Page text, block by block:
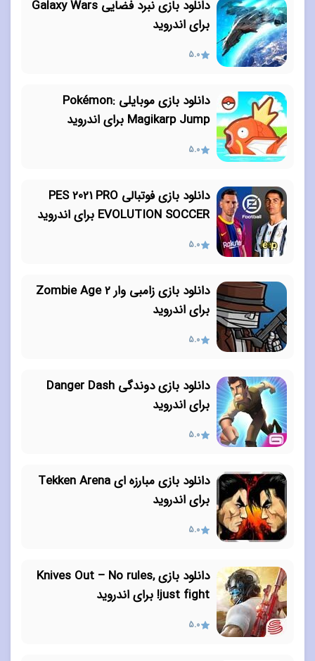
دانلود بازی نبرد فضایی Galaxy Wars
برای اندروید
5.0
دانلود بازی موبایلی Pokémon:
Magikarp Jump برای اندروید
5.0
دانلود بازی فوتبالی PES 2021 PRO
EVOLUTION SOCCER برای اندروید
5.0
دانلود بازی زامبی وار Zombie Age 2
برای اندروید
5.0
دانلود بازی دوندگی Danger Dash
برای اندروید
5.0
دانلود بازی مبارزه ای Tekken Arena
برای اندروید
5.0
دانلود بازی Knives Out – No rules,
just fight! برای اندروید
5.0